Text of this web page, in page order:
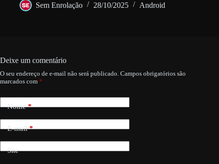
Sem Enrolação 28/10/2025 Android
Deixe um comentário
O seu endereço de e-mail não será publicado. Campos obrigatórios são
marcados com *
Nome*
E-mail*
Site